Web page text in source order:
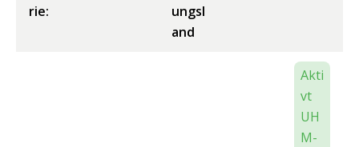
rie:
ungsl
and
Akti
vt
UH
M-